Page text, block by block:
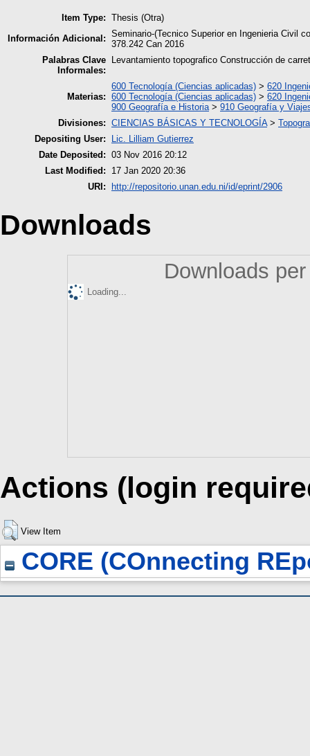
Item Type: Thesis (Otra)
Información Adicional: Seminario-(Tecnico Superior en Ingenieria Civil
378.242 Can 2016
Palabras Clave
Informales:
Levantamiento topografico Construcción de
Materias:
600 Tecnología (Ciencias aplicadas) > 620
600 Tecnología (Ciencias aplicadas) > 620
900 Geografía e Historia > 910 Geografía y
Divisiones: CIENCIAS BÁSICAS Y TECNOLOGÍA>
Depositing User:
Lic. Lilliam Gutierrez
Date Deposited: 03 Nov 2016 20:12
Last Modified:
17 Jan 2020 20:36
URI:
http://repositorio.unan.edu.ni/id/eprint/2906
Downloads
Downloads
Loading...
Actions (login
View Item
CORE (COnnecting